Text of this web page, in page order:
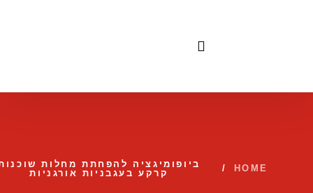
HOME
/
ביופומיגציה להפחתת מחלות
קרקע בעגבניות אורגניות